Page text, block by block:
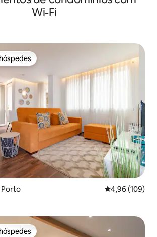
Wi-Fi
mais apreciados
Classificação
4,96 (109)